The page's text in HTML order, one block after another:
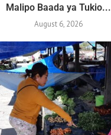
Malipo Baada ya Tukio...
August 6, 2026